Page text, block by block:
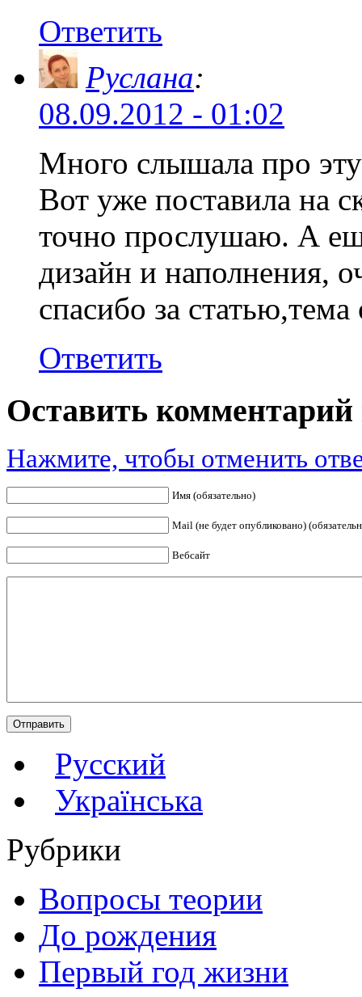
Ответить
Руслана:
08.09.2012 - 01:02
Много слышала про
Вот уже поставила на
точно прослушаю. А
дизайн и наполнения,
спасибо за статью,тема
Ответить
Оставить
Нажмите, чтобы отменить
Имя (обязательно)
Mail (не будет опубликовано)
Вебсайт
Русский
Українська
Рубрики
Вопросы теории
До рождения
Первый год жизни